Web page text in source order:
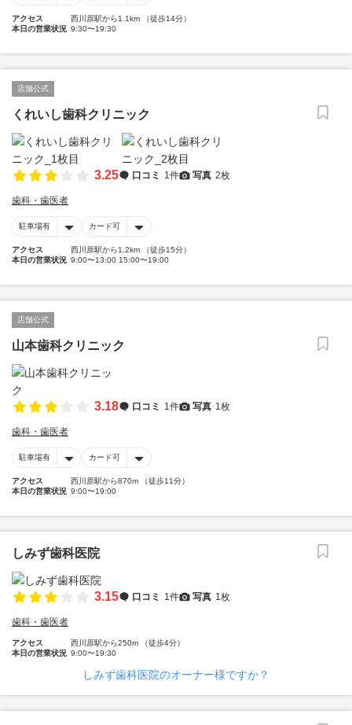
アクセス
西川原駅から1.1km （徒歩14分）
本日の営業状況 9:30〜19:30
店舗公式
くれいし歯科クリニック
3.25 口コミ 1件 写真 2枚
歯科・歯医者
駐車場有 カード可
アクセス
西川原駅から1.2km （徒歩15分）
本日の営業状況 9:00〜13:00 15:00〜19:00
店舗公式
山本歯科クリニック
3.18 口コミ 1件 写真 1枚
歯科・歯医者
駐車場有 カード可
アクセス
西川原駅から870m （徒歩11分）
本日の営業状況 9:00〜19:00
しみず歯科医院
3.15 口コミ 1件 写真 1枚
歯科・歯医者
アクセス
西川原駅から250m （徒歩4分）
本日の営業状況 9:00〜19:30
しみず歯科医院のオーナー様ですか？